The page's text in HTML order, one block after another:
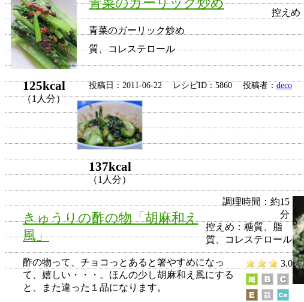
125kcal
（1人分）
青菜のガーリック炒め
青菜のガーリック炒め
控えめ
質、コレステロール
投稿日：2011-06-22 レシピID：5860 投稿者： deco
137kcal
（1人分）
きゅうりの酢の物「胡麻和え
風」
調理時間：約15
分
酢の物って、チョコっとあると箸やすめになっ
て、嬉しい・・・。ほんの少し胡麻和え風にする
と、また違った１品になります。
3.0
控えめ： 糖質、脂
質、コレステロール